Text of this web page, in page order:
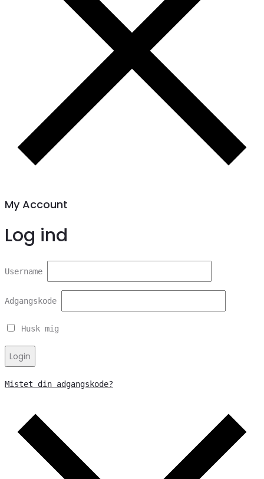
My Account
Log ind
Username
Adgangskode
Husk mig
Login
Mistet din adgangskode?